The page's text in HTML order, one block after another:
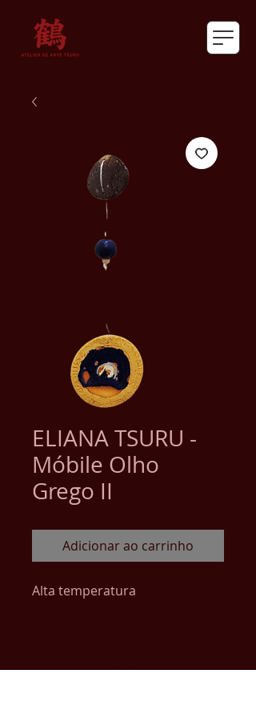
ELIANA TSURU -
Móbile Olho
Grego II
Adicionar ao carrinho
Alta temperatura